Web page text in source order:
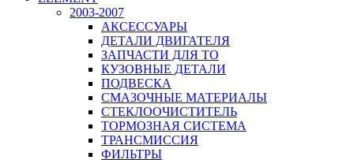
2003-2007
АКСЕССУАРЫ
ДЕТАЛИ ДВИГАТЕЛЯ
ЗАПЧАСТИ ДЛЯ ТО
КУЗОВНЫЕ ДЕТАЛИ
ПОДВЕСКА
СМАЗОЧНЫЕ МАТЕРИАЛЫ
СТЕКЛООЧИСТИТЕЛЬ
ТОРМОЗНАЯ СИСТЕМА
ТРАНСМИССИЯ
ФИЛЬТРЫ